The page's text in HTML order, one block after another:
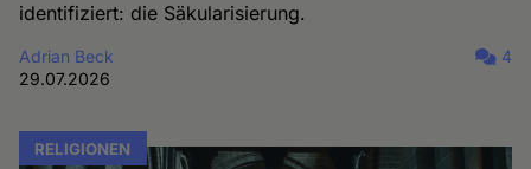
identifiziert: die Säkularisierung.
Adrian Beck
29.07.2026
4
RELIGIONEN